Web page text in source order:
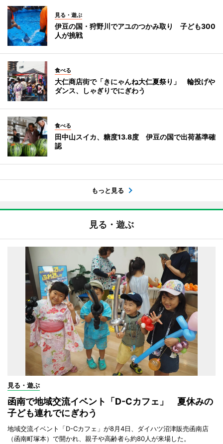
見る・遊ぶ
伊豆の国・狩野川でアユのつかみ取り 子ども300
人が挑戦
食べる
大仁商店街で「きにゃんね大仁夏祭り」 輪投げや
ダンス、しゃぎりでにぎわう
食べる
田中山スイカ、糖度13.8度 伊豆の国で出荷基準確
認
もっと見る
見る・遊ぶ
見る・遊ぶ
函南で地域交流イベント「D-Cカフェ」 夏休みの
子ども連れでにぎわう
地域交流イベント「D-Cカフェ」が8月4日、ダイハツ沼津販売函南店
（函南町塚本）で開かれ、親子や高齢者ら約80人が来場した。